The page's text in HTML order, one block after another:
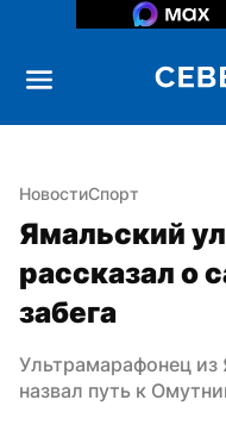
НовостиСпорт
Ямальский
рассказал о
забега
Ультрамарафонец
назвал путь к